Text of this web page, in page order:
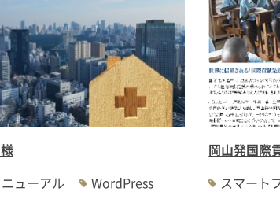
ューアル
WordPress
岡山発国際
スマート